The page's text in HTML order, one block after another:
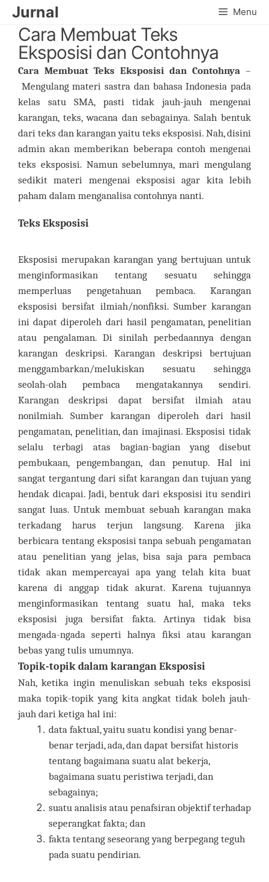
Skip
content
Jurnal Menu
Cara Membuat Teks
Eksposisi dan Contohnya
Cara Membuat Teks Eksposisi dan Contohnya –
Mengulang materi sastra dan bahasa Indonesia pada
kelas satu SMA, pasti tidak jauh-jauh mengenai
karangan, teks, wacana dan sebagainya. Salah bentuk
dari teks dan karangan yaitu teks eksposisi. Nah, disini
admin akan memberikan beberapa contoh mengenai
teks eksposisi. Namun sebelumnya, mari mengulang
sedikit materi mengenai eksposisi agar kita lebih
paham dalam menganalisa contohnya nanti.
Teks Eksposisi
Eksposisi merupakan karangan yang bertujuan untuk
menginformasikan tentang sesuatu sehingga
memperluas pengetahuan pembaca. Karangan
eksposisi bersifat ilmiah/nonfiksi. Sumber karangan
ini dapat diperoleh dari hasil pengamatan, penelitian
atau pengalaman. Di sinilah perbedaannya dengan
karangan deskripsi. Karangan deskripsi bertujuan
menggambarkan/melukiskan sesuatu sehingga
seolah-olah pembaca mengatakannya sendiri.
Karangan deskripsi dapat bersifat ilmiah atau
nonilmiah. Sumber karangan diperoleh dari hasil
pengamatan, penelitian, dan imajinasi. Eksposisi tidak
selalu terbagi atas bagian-bagian yang disebut
pembukaan, pengembangan, dan penutup. Hal ini
sangat tergantung dari sifat karangan dan tujuan yang
hendak dicapai. Jadi, bentuk dari eksposisi itu sendiri
sangat luas. Untuk membuat sebuah karangan maka
terkadang harus terjun langsung. Karena jika
berbicara tentang eksposisi tanpa sebuah pengamatan
atau penelitian yang jelas, bisa saja para pembaca
tidak akan mempercayai apa yang telah kita buat
karena di anggap tidak akurat. Karena tujuannya
menginformasikan tentang suatu hal, maka teks
eksposisi juga bersifat fakta. Artinya tidak bisa
mengada-ngada seperti halnya fiksi atau karangan
bebas yang tulis umumnya.
Topik-topik dalam karangan Eksposisi
Nah, ketika ingin menuliskan sebuah teks eksposisi
maka topik-topik yang kita angkat tidak boleh jauh-
jauh dari ketiga hal ini:
data faktual, yaitu suatu kondisi yang benar-
benar terjadi, ada, dan dapat bersifat historis
tentang bagaimana suatu alat bekerja,
bagaimana suatu peristiwa terjadi, dan
sebagainya;
suatu analisis atau penafsiran objektif terhadap
seperangkat fakta; dan
fakta tentang seseorang yang berpegang teguh
pada suatu pendirian.